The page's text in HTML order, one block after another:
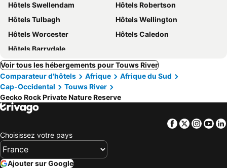
Hôtels Swellendam
Hôtels Robertson
Hôtels Tulbagh
Hôtels Wellington
Hôtels Worcester
Hôtels Caledon
Hôtels Barrydale
Voir tous les hébergements pour Touws River
Comparateur d'hôtels
Afrique
Afrique du Sud
Cap-Occidental
Touws River
Gecko Rock Private Nature Reserve
Facebook
Twitter
Choisissez votre pays
Ajouter sur Google